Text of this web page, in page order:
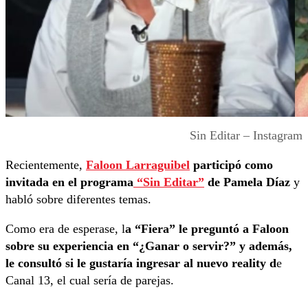
Sin Editar – Instagram
Recientemente, Faloon Larraguibel participó como
invitada en el programa “Sin Editar” de Pamela Díaz y
habló sobre diferentes temas.
Como era de esperase, la “Fiera” le preguntó a Faloon
sobre su experiencia en “¿Ganar o servir?” y además,
le consultó si le gustaría ingresar al nuevo reality de
Canal 13, el cual sería de parejas.